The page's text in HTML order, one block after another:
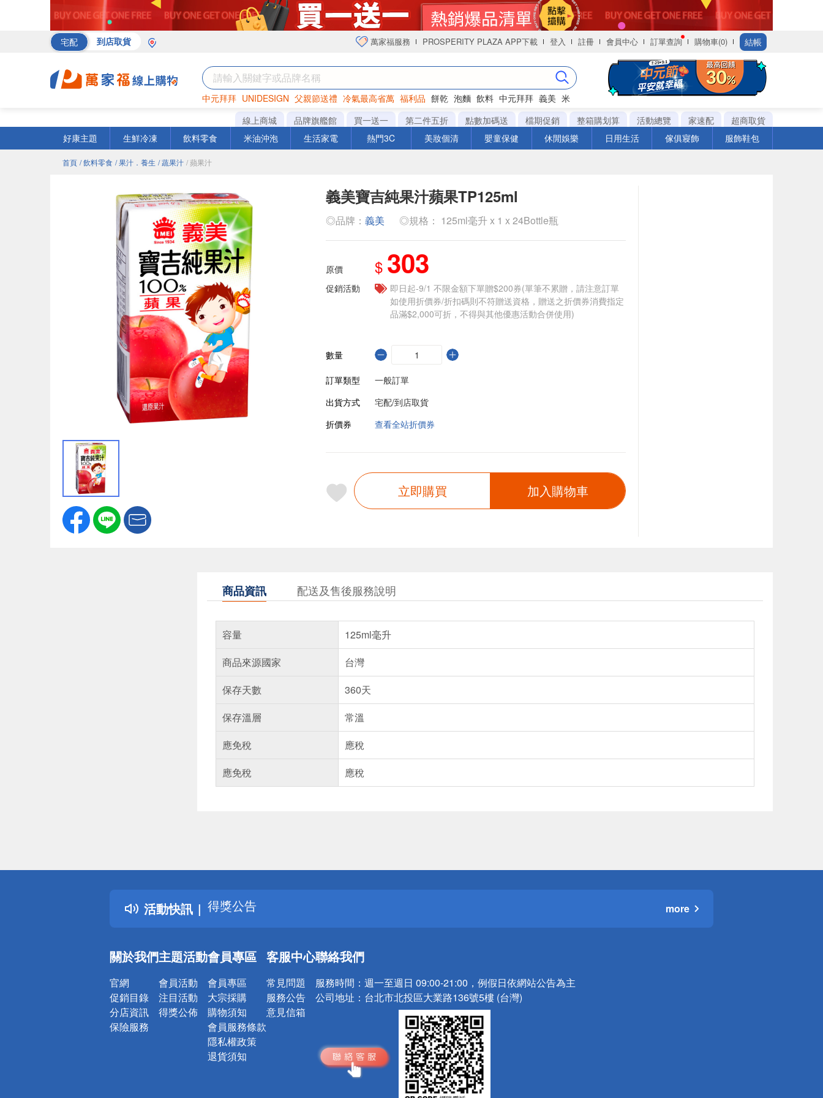
宅配 到店取貨 萬家福服務 PROSPERITY PLAZA APP下載 登入 註冊 會員中心 訂單查詢 購物車(0) 結帳
中元拜拜 UNIDESIGN 父親節送禮 冷氣最高省萬 福利品 餅乾 泡麵 飲料 中元拜拜 義美 米
巧克力 罐頭 衛生紙
線上商城 品牌旗艦館 買一送一 第二件五折 點數加碼送 檔期促銷 整箱購划算 活動總覽 家速配
超商取貨
好康主題
生鮮冷凍 飲料零食 米油沖泡 生活家電 熱門3C 美妝個清 嬰童保健 休閒娛樂 日用生活 傢俱寢飾 服飾鞋包
首頁 / 飲料零食 / 果汁．養生 / 蔬果汁 / 蘋果汁
義美寶吉純果汁蘋果TP125ml
◎品牌： 義美 ◎規格： 125ml毫升 x 1 x 24Bottle瓶
原價 $ 303
促銷活動
即日起-9/1 不限金額下單贈$200券(單筆不累贈，請注意訂單
如使用折價券/折扣碼則不符贈送資格，贈送之折價券消費指定
品滿$2,000可折，不得與其他優惠活動合併使用)
數量
訂單類型
一般訂單
出貨方式
宅配/到店取貨
折價券
查看全站折價券
立即購買 加入購物車
商品資訊 配送及售後服務說明
容量
125ml毫升
商品來源國家
台灣
保存天數
360天
保存溫層
常溫
應免稅
應稅
應免稅
應稅
活動快訊
詐騙網頁！請小心！
得獎公告
熱門話題
銀行優惠
詐騙網頁！請小心！
more
關於我們
官網
促銷目錄
分店資訊
保險服務
主題活動
會員活動
注目活動
得獎公佈
會員專區
會員專區
大宗採購
購物須知
會員服務條款
隱私權政策
退貨須知
客服中心
常見問題
服務公告
意見信箱
聯絡我們
服務時間： 週一至週日 09:00-21:00，例假日依網站公告為主
公司地址： 台北市北投區大業路136號5樓 (台灣)